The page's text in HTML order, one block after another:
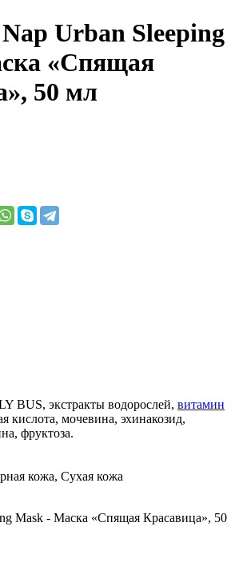
Urban Sleeping
«Спящая
50 мл
BUS, экстракты водорослей, витамин
кислота, мочевина, эхинакозид,
фруктоза.
кожа, Сухая кожа
Mask - Маска «Спящая Красавица», 50